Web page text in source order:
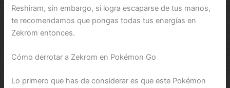
Reshiram, sin embargo, si logra escaparse de tus manos,
te recomendamos que pongas todas tus energías en
Zekrom entonces.
Cómo derrotar a Zekrom en Pokémon Go
Lo primero que has de considerar es que este Pokémon